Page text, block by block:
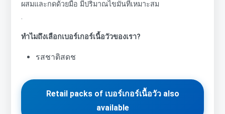
ผสมและกดด้วยมือ มีปริมาณไขมันที่เหมาะสม
.
ทำไมถึงเลือกเบอร์เกอร์เนื้อวัวของเรา?
รสชาติสดช
Retail packs of เบอร์เกอร์เนื้อวัว also
available